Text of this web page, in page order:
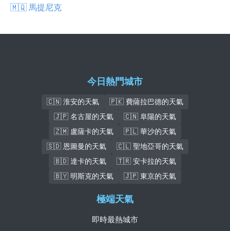
🇲🇶 馬提尼克
今日熱門城市
🇨🇳 淮安的天氣
🇵🇰 費薩拉巴德的天氣
🇯🇵 名古屋的天氣
🇨🇳 阜陽的天氣
🇿🇲 盧薩卡的天氣
🇵🇱 華沙的天氣
🇸🇩 恩圖曼的天氣
🇨🇱 聖地亞哥的天氣
🇧🇩 達卡的天氣
🇹🇷 安卡拉的天氣
🇧🇾 明斯克的天氣
🇯🇵 東京的天氣
極端天氣
即時最熱城市